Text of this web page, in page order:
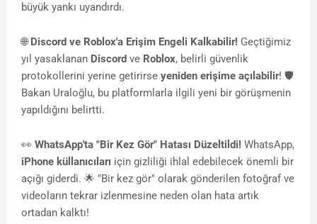
büyük yankı uyandırdı.
🌐Discord ve Roblox'a Erişim Engeli Kalkabilir! Geçtiğimiz
yıl yasaklanan Discord ve Roblox, belirli güvenlik
protokollerini yerine getirirse yeniden erişime açılabilir! 🛡️
Bakan Uraloğlu, bu platformlarla ilgili yeni bir görüşmenin
yapıldığını belirtti.
👀 WhatsApp'ta "Bir Kez Gör" Hatası Düzeltildi! WhatsApp,
iPhone küllanıcıları için gizliliği ihlal edebilecek önemli bir
açığı giderdi. 🌟 "Bir kez gör" olarak gönderilen fotoğraf ve
videoların tekrar izlenmesine neden olan hata artık
ortadan kalktı!